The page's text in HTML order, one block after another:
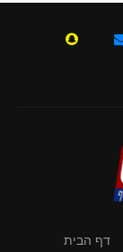
דף הבית